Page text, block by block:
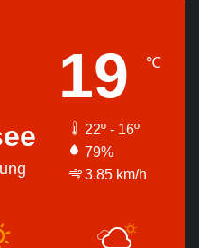
19 ℃
22º - 16º
79%
3.85 km/h